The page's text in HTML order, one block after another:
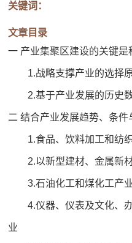
关键词：
文章目录
一 产业集聚区建设的关键
1.战略支撑产业的选择
2.基于产业发展的历史数
二 结合产业发展趋势、条
1.食品、饮料加工和纺织
2.以新型建材、金属新材
3.石油化工和煤化工产
4.仪器、仪表及文化、办
业